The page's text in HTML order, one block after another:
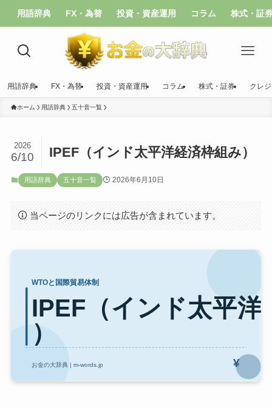
用語辞典 FX・為替 投資・資産運用 コラム 株式・証
用語辞典 FX・為替 投資・資産運用 コラム 株式・証券 クレ
ホーム 用語辞典 五十音一覧
IPEF（インド太平洋経済枠組み）
2026
6/10
用語辞典 五十音一覧 2026年6月10日
当ページのリンクには広告が含まれています。